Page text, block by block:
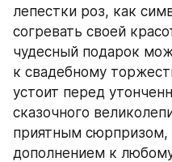
лепестки роз, как
согревать своей
чудесный подарок
к свадебному
устоит перед
сказочного
приятным
дополнением к